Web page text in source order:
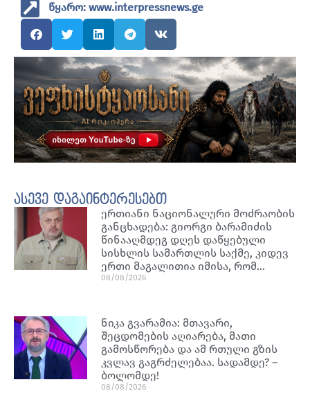
წყარო: www.interpressnews.ge
ასევე დაგაინტერესებთ
ერთიანი ნაციონალური მოძრაობის
განცხადება: გიორგი ბარამიძის
წინააღმდეგ დღეს დაწყებული
სისხლის სამართლის საქმე, კიდევ
ერთი მაგალითია იმისა, რომ…
08/08/2026
ნიკა გვარამია: მთავარი,
შეცდომების აღიარება, მათი
გამოსწორება და ამ რთული გზის
კვლავ გაგრძელებაა. სადამდე? –
ბოლომდე!
08/08/2026